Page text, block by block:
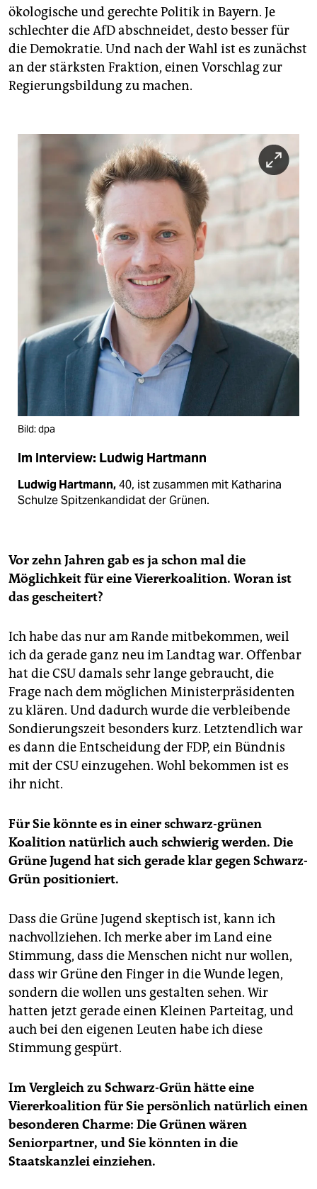
ökologische und gerechte Politik in Bayern. Je
schlechter die AfD abschneidet, desto besser für
die Demokratie. Und nach der Wahl ist es zunächst
an der stärksten Fraktion, einen Vorschlag zur
Regierungsbildung zu machen.
Bild: dpa
Im Interview: Ludwig Hartmann
Ludwig Hartmann,40, ist zusammen mit Katharina
Schulze Spitzenkandidat der Grünen.
Vor zehn Jahren gab es ja schon mal die
Möglichkeit für eine Viererkoalition. Woran ist
das gescheitert?
Ich habe das nur am Rande mitbekommen, weil
ich da gerade ganz neu im Landtag war. Offenbar
hat die CSU damals sehr lange gebraucht, die
Frage nach dem möglichen Ministerpräsidenten
zu klären. Und dadurch wurde die verbleibende
Sondierungszeit besonders kurz. Letztendlich war
es dann die Entscheidung der FDP, ein Bündnis
mit der CSU einzugehen. Wohl bekommen ist es
ihr nicht.
Für Sie könnte es in einer schwarz-grünen
Koalition natürlich auch schwierig werden. Die
Grüne Jugend hat sich gerade klar gegen Schwarz-
Grün positioniert.
Dass die Grüne Jugend skeptisch ist, kann ich
nachvollziehen. Ich merke aber im Land eine
Stimmung, dass die Menschen nicht nur wollen,
dass wir Grüne den Finger in die Wunde legen,
sondern die wollen uns gestalten sehen. Wir
hatten jetzt gerade einen Kleinen Parteitag, und
auch bei den eigenen Leuten habe ich diese
Stimmung gespürt.
Im Vergleich zu Schwarz-Grün hätte eine
Viererkoalition für Sie persönlich natürlich einen
besonderen Charme: Die Grünen wären
Seniorpartner, und Sie könnten in die
Staatskanzlei einziehen.